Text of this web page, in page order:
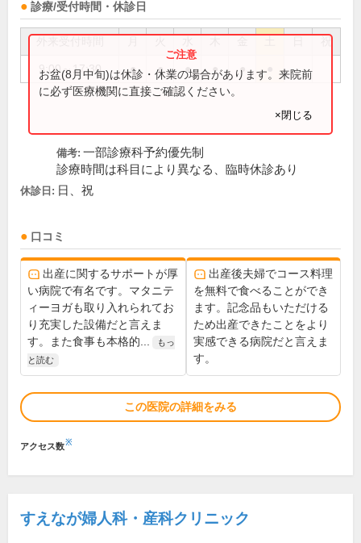
診療/受付時間・休診日
祝
9:00～17:30 ● ● ● ● ●
お盆(8月中旬)は休診・休業の場合があります。来院前
に必ず医療機関に直接ご確認ください。
×閉じる
備考: 一部診療科予約優先制
診療時間は科目により異なる、臨時休診あり
休診日: 日、祝
口コミ
出産に関するサポートが厚
い病院で有名です。マタニテ
ィーヨガも取り入れられてお
り充実した設備だと言えま
す。また食事も本格的...
もっ
と読む
出産後夫婦でコース料理
を無料で食べることができ
ます。記念品もいただける
ため出産できたことをより
実感できる病院だと言えま
す。
この医院の詳細をみる
アクセス数※
すえなが婦人科・産科クリニック